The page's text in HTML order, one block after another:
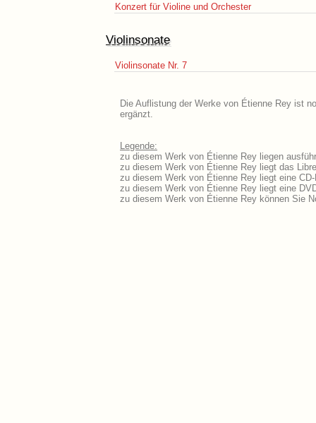
Konzert für Violine und Orchester
Violinsonate
Violinsonate Nr. 7
Die Auflistung der Werke von Étienne Rey ist
ergänzt.
Legende:
zu diesem Werk von Étienne Rey liegen
zu diesem Werk von Étienne Rey liegt das
zu diesem Werk von Étienne Rey liegt eine
zu diesem Werk von Étienne Rey liegt eine
zu diesem Werk von Étienne Rey können Sie